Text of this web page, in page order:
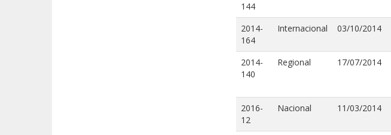
144
2014-
164
Internacional 03/10/2014
2014-
140
Regional 17/07/2014
2016-
12
Nacional 11/03/2014